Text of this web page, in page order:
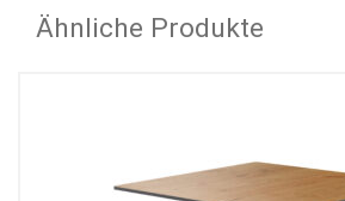
Ähnliche Produkte